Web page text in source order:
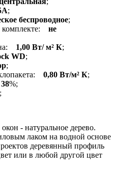
;
беспроводное;
комплекте: не
1,00 Вт/ м² К;
WD;
;
0,80 Вт/м² К;
38%;
;
- натуральное дерево.
лаком на водной основе
деревянный профиль
или в любой другой цвет